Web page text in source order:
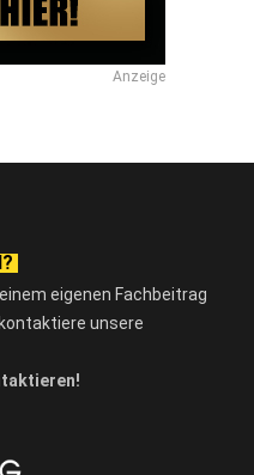
Anzeige
eigenen Fachbeitrag
unsere